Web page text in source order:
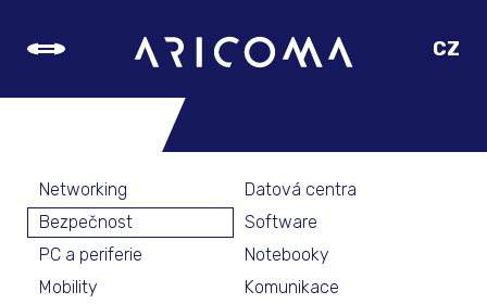
CZ
DE
Networking
Datová centra
Bezpečnost
Software
PC a periferie
Notebooky
Mobility
Komunikace